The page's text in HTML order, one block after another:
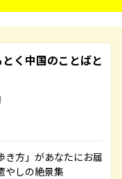
く中国のことばと
き方」があなたにお届
やしの絶景集